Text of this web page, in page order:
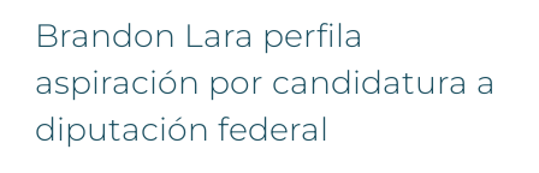
Brandon Lara perfila
aspiración por candidatura a
diputación federal